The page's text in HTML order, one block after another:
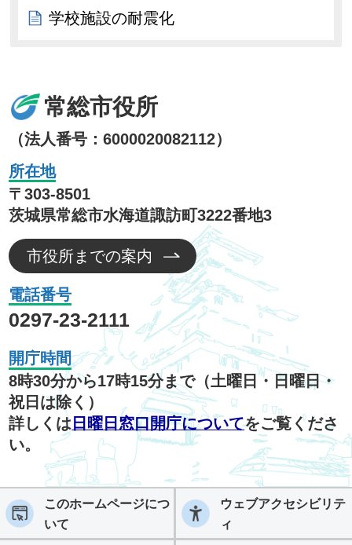
学校施設の耐震化
常総市役所
（法人番号：6000020082112）
所在地
〒303-8501
茨城県常総市水海道諏訪町3222番地3
市役所までの案内
電話番号
0297-23-2111
開庁時間
8時30分から17時15分まで（土曜日・日曜日・
祝日は除く）
詳しくは 日曜日窓口開庁についてをご覧くださ
い。
このホームページにつ
いて
ウェブアクセシビリテ
ィ